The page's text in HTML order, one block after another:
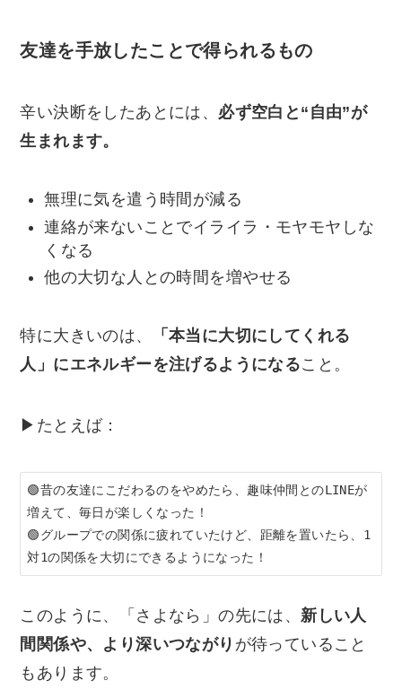
友達を手放したことで得られるもの
辛い決断をしたあとには、 必ず空白と“自由”が
生まれます。
無理に気を遣う時間が減る
連絡が来ないことでイライラ・モヤモヤしな
くなる
他の大切な人との時間を増やせる
特に大きいのは、
「本当に大切にしてくれる
人」にエネルギーを注げるようになること。
▶たとえば：
🟢昔の友達にこだわるのをやめたら、趣味仲間とのLINEが
増えて、毎日が楽しくなった！
🟢グループでの関係に疲れていたけど、距離を置いたら、1
このように、「さよなら」の先には、 新しい人
間関係や、より深いつながり が待っていること
もあります。